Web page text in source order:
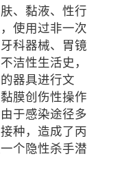
、黏液、性行
使用过非一次
科器械、胃镜
洁性生活史，
器具进行文
膜创伤性操作
于感染途径多
种，造成了丙
个隐性杀手潜